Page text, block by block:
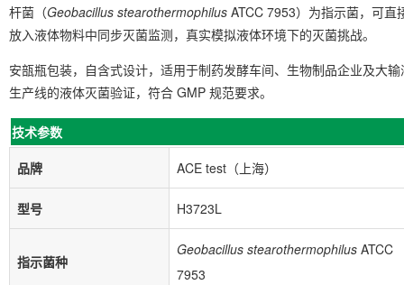
杆菌（Geobacillus stearothermophilus ATCC 7953）为指示菌，可直
放入液体物料中同步灭菌监测，真实模拟液体环境下的灭菌挑战。
安瓿瓶包装，自含式设计，适用于制药发酵车间、生物制品企业及大输
生产线的液体灭菌验证，符合 GMP 规范要求。
技术参数
品牌
ACE test（上海）
型号 H3723L
指示菌种
Geobacillus stearothermophilus ATCC
7953